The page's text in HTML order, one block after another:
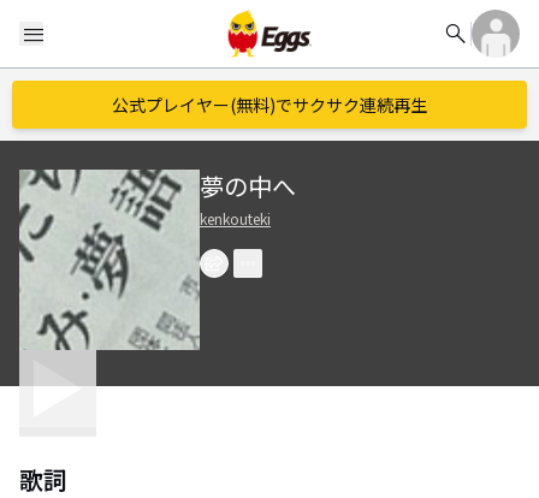
menu search
公式プレイヤー(無料)でサクサク連続再生
夢の中へ
kenkouteki
歌詞